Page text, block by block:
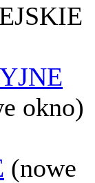
okno)
(nowe